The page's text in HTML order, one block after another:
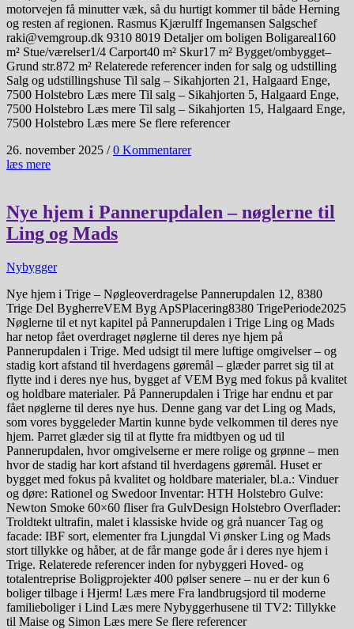
motorvejen få minutter væk, så du hurtigt kommer til både Herning
og resten af regionen. Rasmus Kjærulff Ingemansen Salgschef
raki@vemgroup.dk 9310 8019 Detaljer om boligen Boligareal160
m² Stue/værelser1/4 Carport40 m² Skur17 m² Bygget/ombygget–
Grund str.872 m² Relaterede referencer inden for salg og udstilling
Salg og udstillingshuse Til salg – Sikahjorten 21, Halgaard Enge,
7500 Holstebro Læs mere Til salg – Sikahjorten 5, Halgaard Enge,
7500 Holstebro Læs mere Til salg – Sikahjorten 15, Halgaard Enge,
7500 Holstebro Læs mere Se flere referencer
26. november 2025 / 0 Kommentarer
læs mere
Nye hjem i Pannerupdalen – nøglerne til
Ling og Mads
Nybygger
Nye hjem i Trige – Nøgleoverdragelse Pannerupdalen 12, 8380
Trige Del BygherreVEM Byg ApSPlacering8380 TrigePeriode2025
Nøglerne til et nyt kapitel på Pannerupdalen i Trige Ling og Mads
har netop fået overdraget nøglerne til deres nye hjem på
Pannerupdalen i Trige. Med udsigt til mere luftige omgivelser – og
stadig kort afstand til hverdagens gøremål – glæder parret sig til at
flytte ind i deres nye hus, bygget af VEM Byg med fokus på kvalitet
og holdbare materialer. På Pannerupdalen i Trige har endnu et par
fået nøglerne til deres nye hus. Denne gang var det Ling og Mads,
som vores byggeleder Martin kunne byde velkommen til deres nye
hjem. Parret glæder sig til at flytte fra midtbyen og ud til
Pannerupdalen, hvor omgivelserne er mere rolige og grønne – men
hvor de stadig har kort afstand til hverdagens gøremål. Huset er
bygget med fokus på kvalitet og holdbare materialer, bl.a.: Vinduer
og døre: Rationel og Swedoor Inventar: HTH Holstebro Gulve:
Newton Smoke 60×60 fliser fra GulvDesign Holstebro Overflader:
Troldtekt ultrafin, malet i klassiske hvide og grå nuancer Tag og
facade: IBF sort, elementer fra Ljungdal Vi ønsker Ling og Mads
stort tillykke og håber, at de får mange gode år i deres nye hjem i
Trige. Relaterede referencer inden for nybyggeri Hoved- og
totalentreprise Boligprojekter 400 pølser senere – nu er der kun 6
boliger tilbage i Hjerm! Læs mere Fra landbrugsjord til moderne
familieboliger i Lind Læs mere Nybyggerhusene til TV2: Tillykke
til Maise og Simon Læs mere Se flere referencer